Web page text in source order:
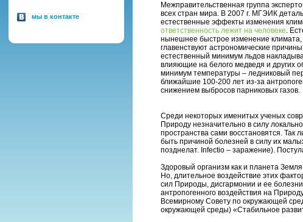
мы в контакте
Межправительственная группа
всех стран мира. В 2007 г. МГЭИК
естественные эффекты изменения
ответственность лежит на человеке.
нынешнее быстрое изменение климата,
главенствуют астрономические
естественный минимум льдов
влияющие на белого медведя и других
минимум температуры – ледниковый
ближайшие 100-200 лет из-за
снижением выбросов парниковых газов.
Среди некоторых именитых ученых
Природу незначительно в силу
пространства сами восстановятся. Так
быть причиной болезней в силу их
позднелат. Infectio – заражение).
Здоровый организм как и планета
Но, длительное воздействие этих
сил Природы, дисгармонии и ее
антропогенного воздействия на
Всемирному Совету по окружающей
окружающей среды) «Стабильное